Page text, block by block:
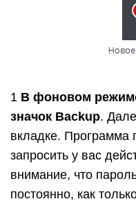
1 В фоновом
значок Backup.
вкладке. Программа
запросить у вас
внимание, что
постоянно, как